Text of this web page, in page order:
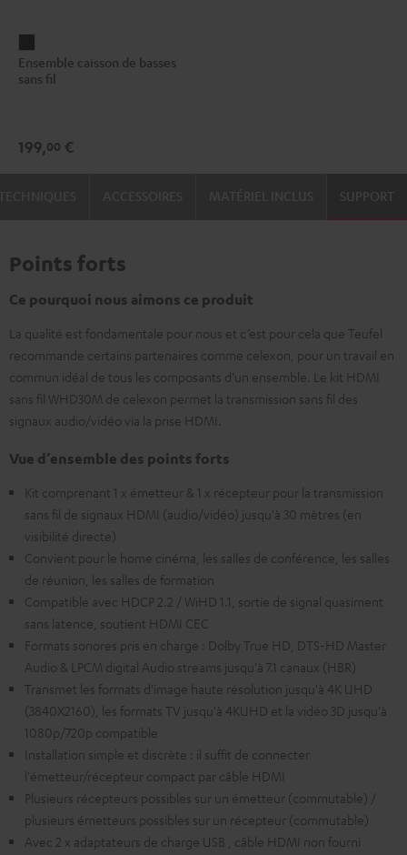
caisson
de
fil
Ensemble caisson de basses
sans fil
199,00 €
SUPPORT
Points forts
Ce pourquoi nous aimons ce produit
La qualité est fondamentale pour nous et c’est pour cela que Teufel
recommande certains partenaires comme celexon, pour un travail en
commun idéal de tous les composants d’un ensemble. Le kit HDMI
sans fil WHD30M de celexon permet la transmission sans fil des
signaux audio/vidéo via la prise HDMI.
Vue d’ensemble des points forts
Kit comprenant 1 x émetteur & 1 x récepteur pour la transmission
sans fil de signaux HDMI (audio/vidéo) jusqu'à 30 mètres (en
visibilité directe)
Convient pour le home cinéma, les salles de conférence, les salles
de réunion, les salles de formation
Compatible avec HDCP 2.2 / WiHD 1.1, sortie de signal quasiment
sans latence, soutient HDMI CEC
Formats sonores pris en charge : Dolby True HD, DTS-HD Master
Audio & LPCM digital Audio streams jusqu'à 7.1 canaux (HBR)
Transmet les formats d'image haute résolution jusqu'à 4K UHD
(3840X2160), les formats TV jusqu'à 4KUHD et la vidéo 3D jusqu'à
1080p/720p compatible
Installation simple et discrète : il suffit de connecter
l'émetteur/récepteur compact par câble HDMI
Plusieurs récepteurs possibles sur un émetteur (commutable) /
plusieurs émetteurs possibles sur un récepteur (commutable)
Avec 2 x adaptateurs de charge USB , câble HDMI non fourni